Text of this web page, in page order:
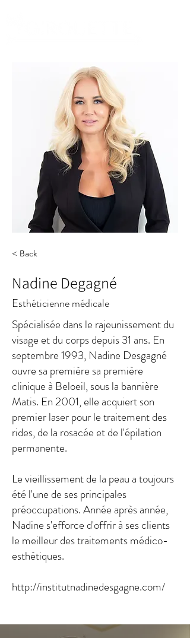
< Back
Nadine Degagné
Esthéticienne médicale
Spécialisée dans le rajeunissement du
visage et du corps depuis 31 ans. En
septembre 1993, Nadine Desgagné
ouvre sa première sa première
clinique à Beloeil, sous la bannière
Matis. En 2001, elle acquiert son
premier laser pour le traitement des
rides, de la rosacée et de l'épilation
permanente.
Le vieillissement de la peau a toujours
été l'une de ses principales
préoccupations. Année après année,
Nadine s'efforce d'offrir à ses clients
le meilleur des traitements médico-
esthétiques.
http://institutnadinedesgagne.com/